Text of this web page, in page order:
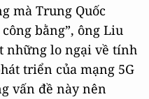
mà Trung Quốc
bằng”, ông Liu
những lo ngại về tính
triển của mạng 5G
vấn đề này nên